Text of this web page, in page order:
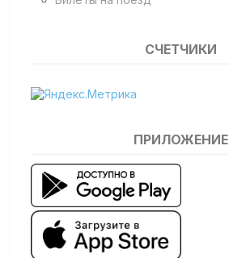
СЧЕТЧИКИ
ПРИЛОЖЕНИЕ